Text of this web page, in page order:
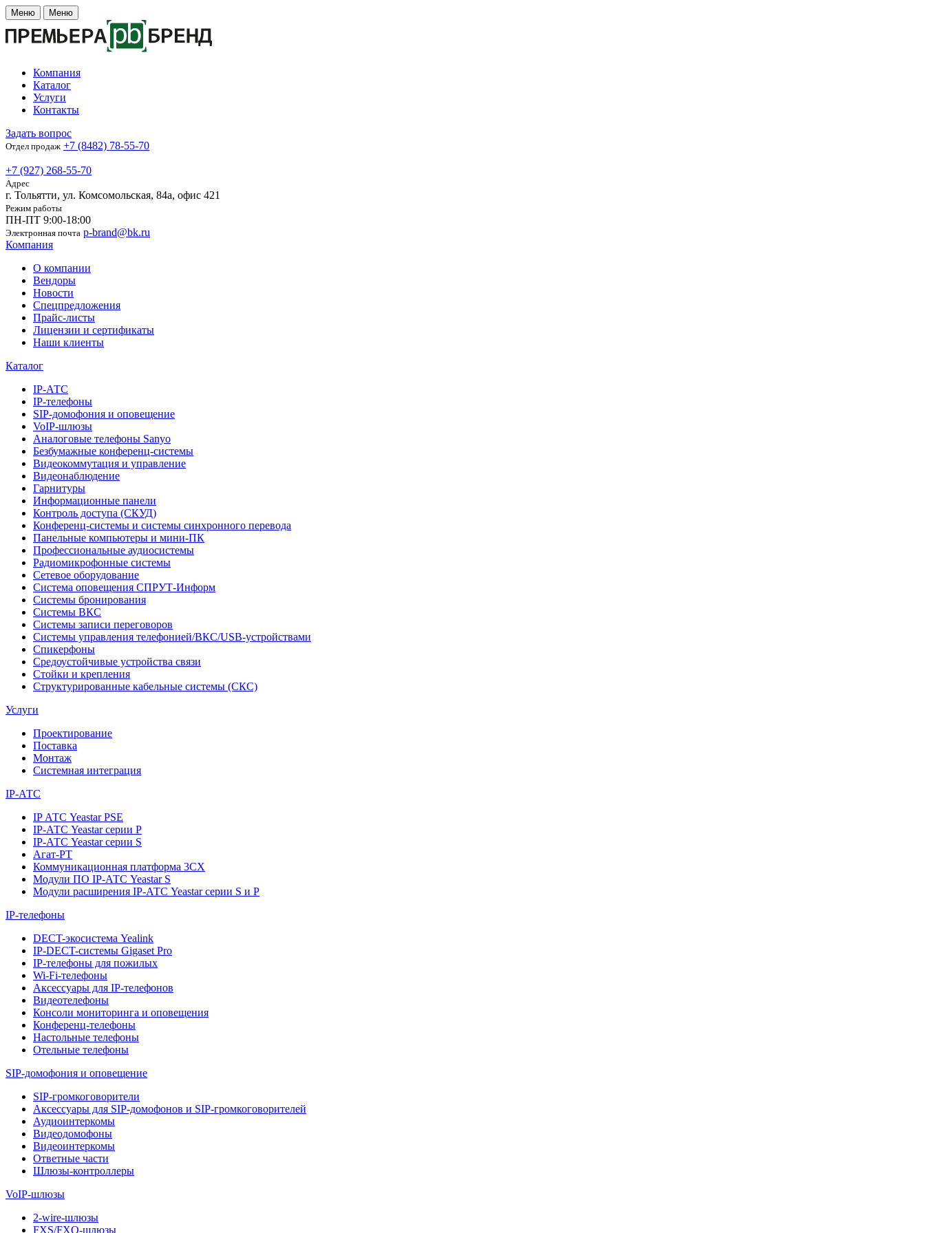
Меню Меню
Компания
Каталог
Услуги
Контакты
Задать вопрос
Отдел продаж +7 (8482) 78-55-70
+7 (927) 268-55-70
Адрес
г. Тольятти, ул. Комсомольская, 84а, офис 421
Режим работы
ПН-ПТ 9:00-18:00
Электронная почта p-brand@bk.ru
Компания
О компании
Вендоры
Новости
Спецпредложения
Прайс-листы
Лицензии и сертификаты
Наши клиенты
Каталог
IP-АТС
IP-телефоны
SIP-домофония и оповещение
VoIP-шлюзы
Аналоговые телефоны Sanyo
Безбумажные конференц-системы
Видеокоммутация и управление
Видеонаблюдение
Гарнитуры
Информационные панели
Контроль доступа (СКУД)
Конференц-системы и системы синхронного перевода
Панельные компьютеры и мини-ПК
Профессиональные аудиосистемы
Радиомикрофонные системы
Сетевое оборудование
Система оповещения СПРУТ-Информ
Системы бронирования
Системы ВКС
Системы записи переговоров
Системы управления телефонией/ВКС/USB-устройствами
Спикерфоны
Средоустойчивые устройства связи
Стойки и крепления
Структурированные кабельные системы (СКС)
Услуги
Проектирование
Поставка
Монтаж
Системная интеграция
IP-АТС
IP АТС Yeastar PSE
IP-АТС Yeastar серии P
IP-АТС Yeastar серии S
Агат-РТ
Коммуникационная платформа 3CX
Модули ПО IP-АТС Yeastar S
Модули расширения IP-АТС Yeastar серии S и P
IP-телефоны
DECT-экосистема Yealink
IP-DECT-системы Gigaset Pro
IP-телефоны для пожилых
Wi-Fi-телефоны
Аксессуары для IP-телефонов
Видеотелефоны
Консоли мониторинга и оповещения
Конференц-телефоны
Настольные телефоны
Отельные телефоны
SIP-домофония и оповещение
SIP-громкоговорители
Аксессуары для SIP-домофонов и SIP-громкоговорителей
Аудиоинтеркомы
Видеодомофоны
Видеоинтеркомы
Ответные части
Шлюзы-контроллеры
VoIP-шлюзы
2-wire-шлюзы
FXS/FXO-шлюзы